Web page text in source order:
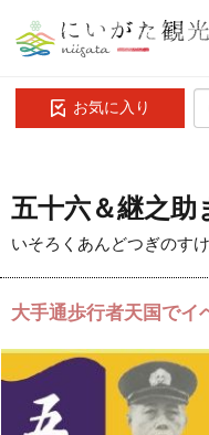
お気に入り
五十六＆継之助
いそろくあんどつぎのす
大手通歩行者天国でイ